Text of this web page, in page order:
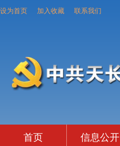
设为首页 加入收藏 联系我们
首页 信息公开